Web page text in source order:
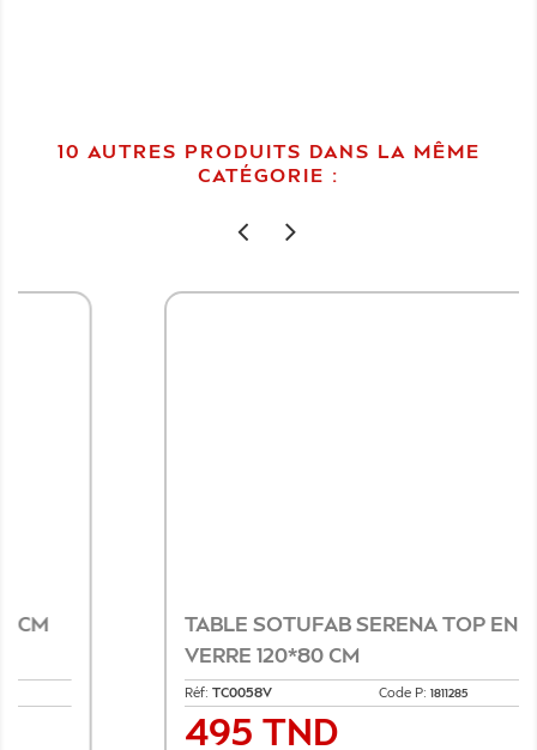
10 AUTRES PRODUITS DANS LA MÊME
CATÉGORIE :
TABLE SOTUFAB SERENA TOP EN
VERRE 120*80 CM
495 TND